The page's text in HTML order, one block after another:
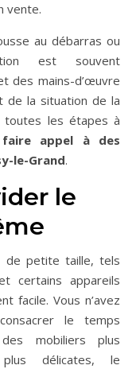
vente.
au débarras ou
est souvent
des mains-d’œuvre
de la situation de la
toutes les étapes à
faire appel à des
le-Grand.
le
de petite taille, tels
certains appareils
facile. Vous n’avez
le temps
des mobiliers plus
délicates, le